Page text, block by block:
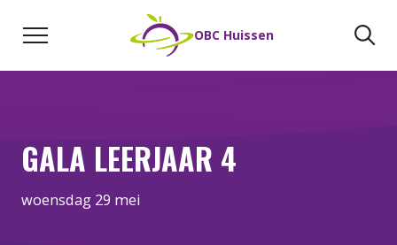
OBC Huissen
GALA LEERJAAR 4
woensdag 29 mei